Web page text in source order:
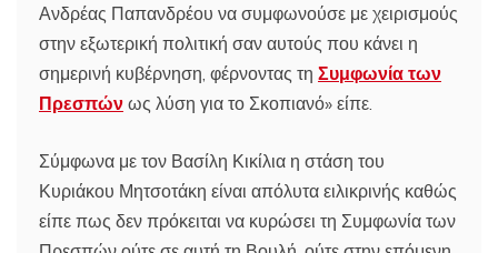
Ανδρέας Παπανδρέου να συμφωνούσε με χειρισμούς
στην εξωτερική πολιτική σαν αυτούς που κάνει η
σημερινή κυβέρνηση, φέρνοντας τη Συμφωνία των
Πρεσπών ως λύση για το Σκοπιανό» είπε.
Σύμφωνα με τον Βασίλη Κικίλια η στάση του
Κυριάκου Μητσοτάκη είναι απόλυτα ειλικρινής καθώς
είπε πως δεν πρόκειται να κυρώσει τη Συμφωνία των